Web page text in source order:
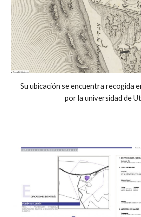
Su ubicación se encuentra recogida
por la universidad de